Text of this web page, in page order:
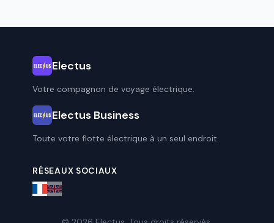
Electus
Votre compagnon de voyage électrique.
Electus Business
Toute votre flotte électrique à un seul endroit.
RÉSEAUX SOCIAUX